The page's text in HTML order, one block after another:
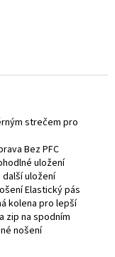
strečem pro
Bez PFC
uložení
další uložení
Elastický pás
kolena pro lepší
zip na spodním
nošení